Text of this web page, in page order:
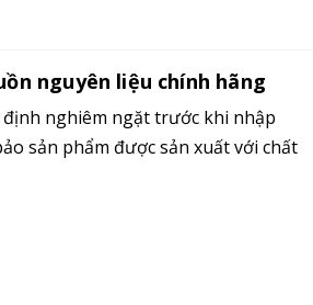
nguyên liệu chính hãng
nghiêm ngặt trước khi nhập
sản phẩm được sản xuất với chất